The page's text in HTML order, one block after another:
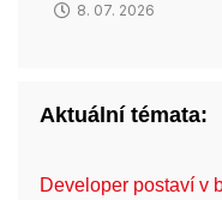
8. 07. 2026
Aktuální témata:
Developer postaví v